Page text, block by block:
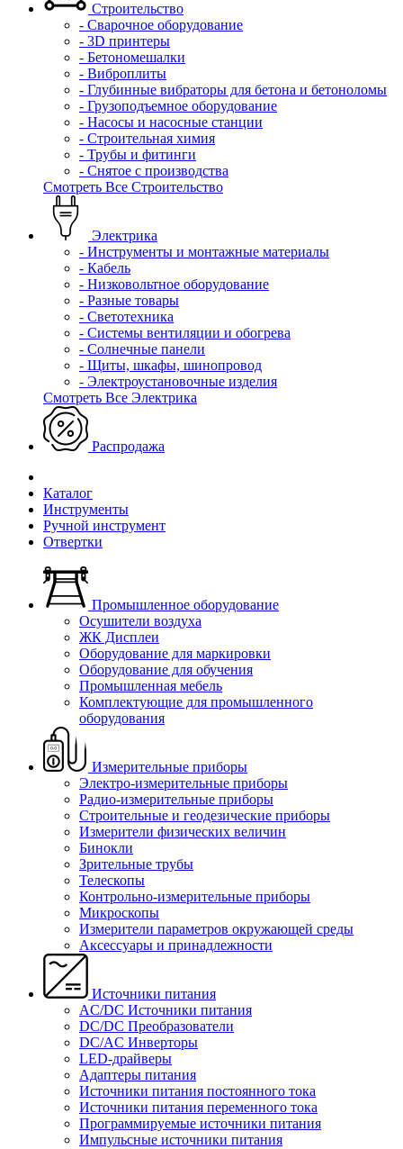
Строительство
- Сварочное оборудование
- 3D принтеры
- Бетономешалки
- Виброплиты
- Глубинные вибраторы для бетона и бетоноломы
- Грузоподъемное оборудование
- Насосы и насосные станции
- Строительная химия
- Трубы и фитинги
- Снятое с производства
Смотреть Все Строительство
Электрика
- Инструменты и монтажные материалы
- Кабель
- Низковольтное оборудование
- Разные товары
- Светотехника
- Системы вентиляции и обогрева
- Солнечные панели
- Щиты, шкафы, шинопровод
- Электроустановочные изделия
Смотреть Все Электрика
Распродажа
Каталог
Инструменты
Ручной инструмент
Отвертки
Промышленное оборудование
Осушители воздуха
ЖК Дисплеи
Оборудование для маркировки
Оборудование для обучения
Промышленная мебель
Комплектующие для промышленного
оборудования
Измерительные приборы
Электро-измерительные приборы
Радио-измерительные приборы
Строительные и геодезические приборы
Измерители физических величин
Бинокли
Зрительные трубы
Телескопы
Контрольно-измерительные приборы
Микроскопы
Измерители параметров окружающей среды
Аксессуары и принадлежности
Источники питания
AC/DC Источники питания
DC/DC Преобразователи
DC/AC Инверторы
LED-драйверы
Адаптеры питания
Источники питания постоянного тока
Источники питания переменного тока
Программируемые источники питания
Импульсные источники питания